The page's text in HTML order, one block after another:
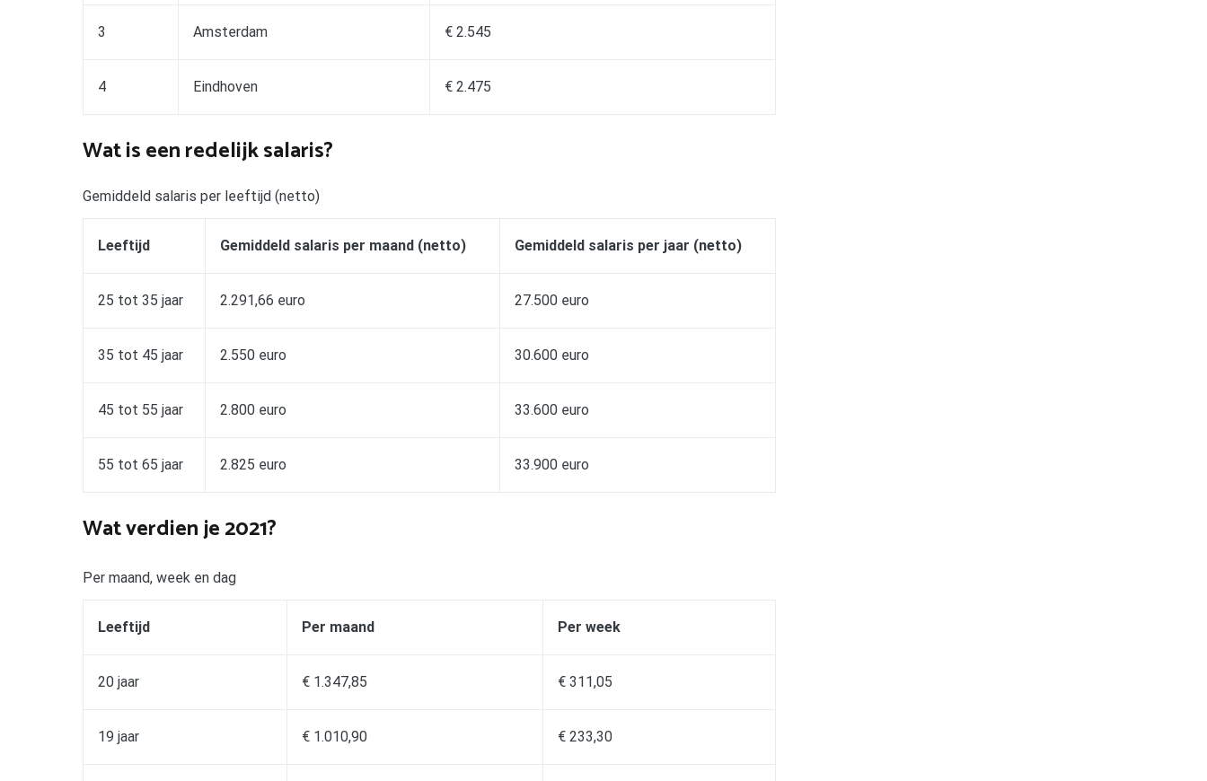
3 Amsterdam € 2.545
4 Eindhoven € 2.475
Wat is een redelijk salaris?
Gemiddeld salaris per leeftijd (netto)
Leeftijd Gemiddeld salaris per maand (netto) Gemiddeld salaris per jaar (netto)
25 tot 35 jaar 2.291,66 euro 27.500 euro
35 tot 45 jaar 2.550 euro 30.600 euro
45 tot 55 jaar 2.800 euro 33.600 euro
55 tot 65 jaar 2.825 euro 33.900 euro
Wat verdien je 2021?
Per maand, week en dag
Leeftijd Per maand Per week
20 jaar € 1.347,85 € 311,05
19 jaar € 1.010,90 € 233,30